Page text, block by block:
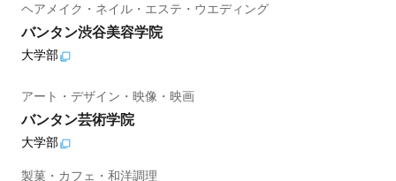
ヘアメイク・ネイル・エステ・ウエディング
バンタン渋谷美容学院
大学部
アート・デザイン・映像・映画
バンタン芸術学院
大学部
製菓・カフェ・和洋調理